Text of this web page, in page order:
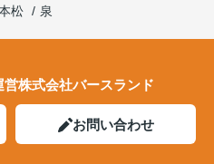
松 泉
株式会社バースランド
お問い合わせ